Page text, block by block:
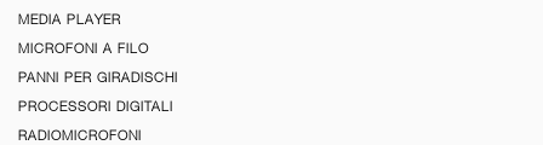
MEDIA PLAYER
MICROFONI A FILO
PANNI PER GIRADISCHI
PROCESSORI DIGITALI
RADIOMICROFONI